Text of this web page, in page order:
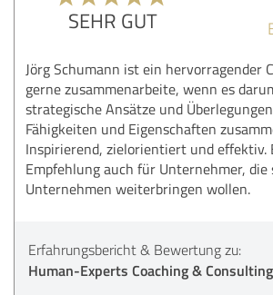
SEHR GUT
Jörg Schumann ist ein hervorragender
gerne zusammenarbeite, wenn es
strategische Ansätze und
Fähigkeiten und Eigenschaften
Inspirierend, zielorientiert und effektiv.
Empfehlung auch für Unternehmer,
Unternehmen weiterbringen wollen.
Erfahrungsbericht & Bewertung zu:
Human-Experts Coaching & Consulting